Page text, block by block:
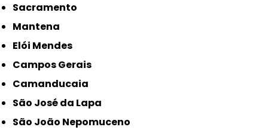
Sacramento
Mantena
Elói Mendes
Campos Gerais
Camanducaia
São José da Lapa
São João Nepomuceno